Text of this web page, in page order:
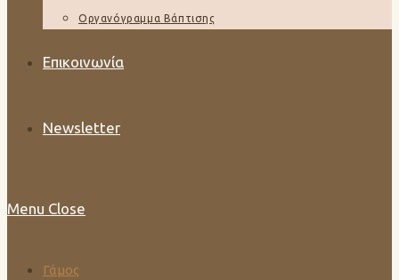
Οργανόγραμμα Βάπτισης
Επικοινωνία
Newsletter
Menu Close
Γάμος